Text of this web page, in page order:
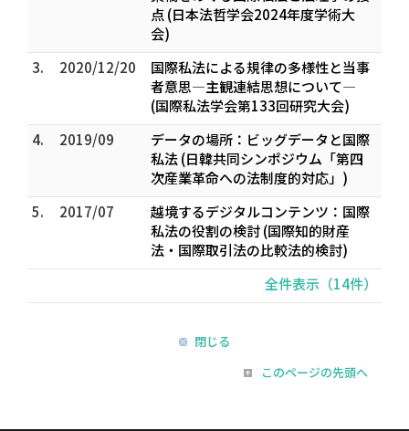
点 (日本法哲学会2024年度学術大
会)
3.
2020/12/20
国際私法による規律の多様性と当事
者意思—主観連結思想について—
(国際私法学会第133回研究大会)
4.
2019/09
データの場所：ビッグデータと国際
私法 (日韓共同シンポジウム「第四
次産業革命への法制度的対応」)
5.
2017/07
越境するデジタルコンテンツ：国際
私法の役割の検討 (国際知的財産
法・国際取引法の比較法的検討)
全件表示（14件）
閉じる
このページの先頭へ